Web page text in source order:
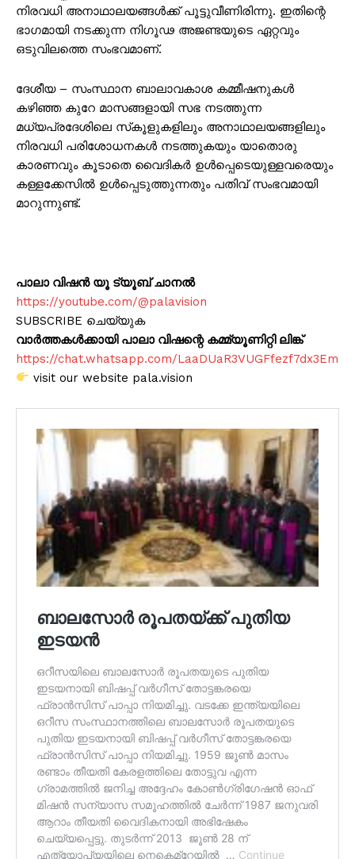
നിരവധി അനാഥാലയങ്ങള്‍ക്ക് പൂട്ടുവീണിരിന്നു. ഇതിന്റെ
ഭാഗമായി നടക്കുന്ന നിഗൂഢ അജണ്ടയുടെ ഏറ്റവും
ഒടുവിലത്തെ സംഭവമാണ്.
ദേശീയ – സംസ്ഥാന ബാലാവകാശ കമ്മീഷനുകള്‍
കഴിഞ്ഞ കുറേ മാസങ്ങളായി സഭ നടത്തുന്ന
മധ്യപ്രദേശിലെ സ്‌കൂളുകളിലും അനാഥാലയങ്ങളിലും
നിരവധി പരിശോധനകൾ നടത്തുകയും യാതൊരു
കാരണവും കൂടാതെ വൈദികര്‍ ഉൾപ്പെടെയുള്ളവരെയും
കള്ളക്കേസില്‍ ഉള്‍പ്പെടുത്തുന്നതും പതിവ് സംഭവമായി
മാറുന്നുണ്ട്.
പാലാ വിഷൻ യൂ ട്യൂബ് ചാനൽ
https://youtube.com/@palavision
SUBSCRIBE ചെയ്യുക
വാർത്തകൾക്കായി പാലാ വിഷന്റെ കമ്മ്യൂണിറ്റി ലിങ്ക്
https://chat.whatsapp.com/LaaDUaR3VUGFfezf7dx3Em
visit our website pala.vision